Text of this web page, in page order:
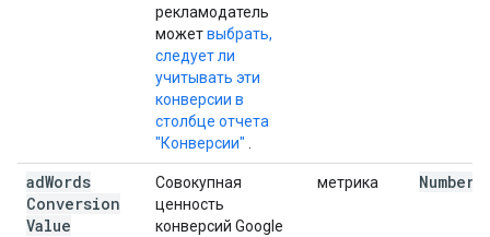
рекламодатель
можетвыбрать,
следует ли
учитывать эти
конверсии в
столбце отчета
"Конверсии"
adWords
Conversion
Value
Совокупная
ценность
конверсий Google
метрика Number